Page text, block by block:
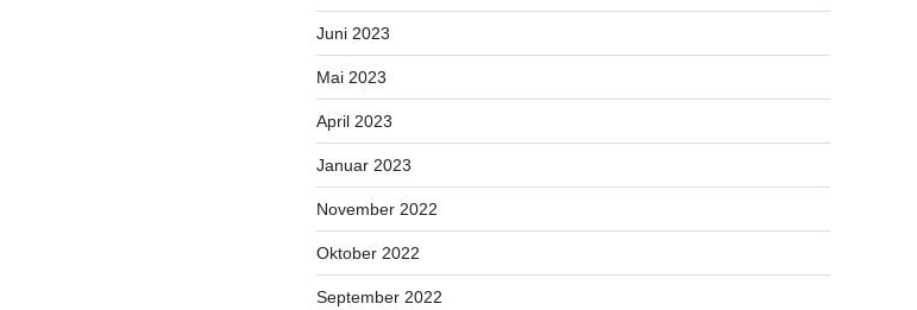
Juni 2023
Mai 2023
April 2023
Januar 2023
November 2022
Oktober 2022
September 2022